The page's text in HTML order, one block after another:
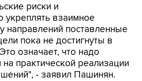
риски и
укреплять взаимное
направлений поставленные
пока не достигнуты в
означает, что надо
на практической реализации
- заявил Пашинян.